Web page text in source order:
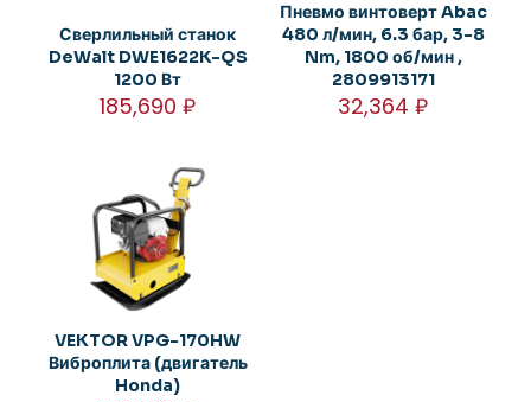
Сверлильный станок
DeWalt DWE1622K-QS
1200 Вт
185,690₽
Пневмо винтоверт Abac
480 л/мин, 6.3 бар, 3-8
Nm, 1800 об/мин ,
2809913171
32,364₽
VEKTOR VPG-170HW
Виброплита (двигатель
Honda)